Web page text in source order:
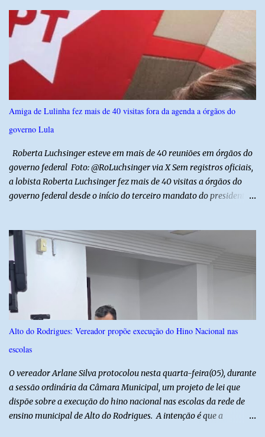
político nacional e estadual. De acordo com a campanha de Álvaro
Dias, o pastor José Wellington Júnior manifestou apoio à
candidatura e ressaltou a importância da participação dos cristãos
no processo democrático, defendendo a valorização de princípios
como a defesa da família, o combate à corrupção, o
enfrentamento às drogas e a proteção da vida. Ainda segundo a
lideranças da Assembleia de Deus no Rio Grande do Norte. A
Assembleia de Deus possui uma das maiores estruturas religiosas
Amiga de Lulinha fez mais de 40 visitas fora da agenda a órgãos do
governo Lula
Roberta Luchsinger esteve em mais de 40 reuniões em órgãos do
governo federal Foto: @RoLuchsinger via X Sem registros oficiais,
a lobista Roberta Luchsinger fez mais de 40 visitas a órgãos do
governo federal desde o início do terceiro mandato do presidente
públicos que participam dos encontros. Em duas oportunidades, a
lobista esteve no Palácio do Planalto e no gabinete do ministro do
Desenvolvimento Social, Wellington Dias, acompanhada do então
sócio de Lulinha. Os encontros não foram registrados nas agendas
oficiais. Fábio Luís é alvo de inquérito aberto nesta quinta-feira,
30, a pedido da PF, que apura se ele utilizou a influência do pai
pública. Segundo a Polícia Federal, a atuação dele contou com a
ajuda de Luchsinger e se concentrou no Ministério da Saúde e no
Alto do Rodrigues: Vereador propõe execução do Hino Nacional nas
escolas
O vereador Arlane Silva protocolou nesta quarta-feira(05), durante
a sessão ordinária da Câmara Municipal, um projeto de lei que
dispõe sobre a execução do hino nacional nas escolas da rede de
ensino municipal de Alto do Rodrigues. A intenção é que a